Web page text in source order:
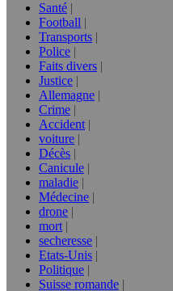
Santé
Football
Transports
Police
Faits divers
Justice
Allemagne
Crime
Accident
voiture
Décès
Canicule
maladie
Médecine
drone
mort
secheresse
Etats-Unis
Politique
Suisse romande